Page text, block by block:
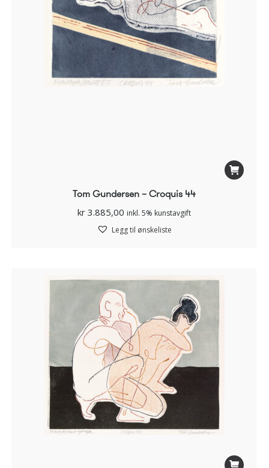
Tom Gundersen – Croquis 44
kr 3.885,00 inkl. 5% kunstavgift
Legg til ønskeliste